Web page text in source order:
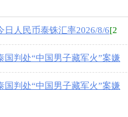
日人民币泰铢汇率2026/8/6[2
国判处“中国男子藏军火”案嫌
国判处“中国男子藏军火”案嫌